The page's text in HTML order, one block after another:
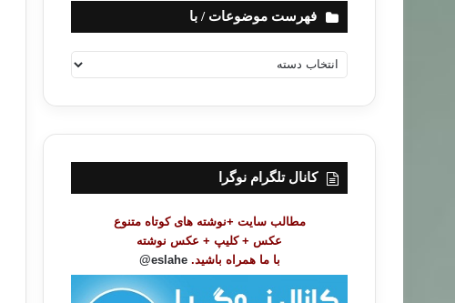
فهرست موضوعات / با
ه
ت
ض
کانال تلگرام نوگرا
مطالب سایت +نوشته های کوتاه متنوع
عکس + کلیپ + عکس نوشته
با ما همراه باشید. eslahe@